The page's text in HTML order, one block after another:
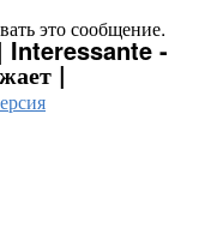
это сообщение.
Interessante -
|